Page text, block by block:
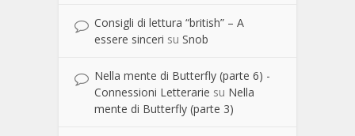
Consigli di lettura “british” – A
essere sinceri su Snob
Nella mente di Butterfly (parte 6) -
Connessioni Letterarie su Nella
mente di Butterfly (parte 3)